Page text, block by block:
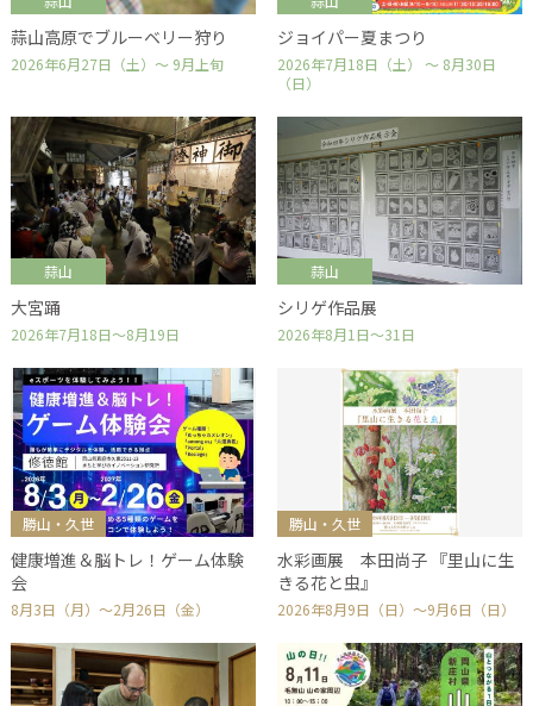
蒜山高原でブルーベリー狩り
2026年6月27日（土）～ 9月上旬
ジョイパー夏まつり
2026年7月18日（土） ～ 8月30日
（日）
蒜山
大宮踊
2026年7月18日～8月19日
蒜山
シリゲ作品展
2026年8月1日～31日
勝山・久世
健康増進＆脳トレ！ゲーム体験
会
8月3日（月）～2月26日（金）
勝山・久世
水彩画展 本田尚子 『里山に生
きる花と虫』
2026年8月9日（日）～9月6日（日）